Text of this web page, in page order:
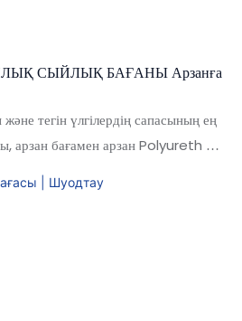
СЫЙЛЫҚ БАҒАНЫ Арзанға
тегін үлгілердің сапасының ең
арзан бағамен арзан Polyureth Mill
Күте алмаңыз, біздің өнімдер
керемет баға мен сапаны